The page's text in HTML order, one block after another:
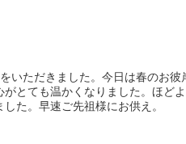
いただきました。今日は春のお彼
とても温かくなりました。ほど
た。早速ご先祖様にお供え。